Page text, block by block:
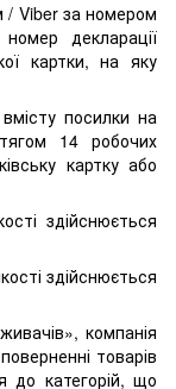
/ Viber за номером
декларації
картки, на яку
посилки на
14 робочих
картку або
здійснюється
здійснюється
компанія
товарів
до категорій, що